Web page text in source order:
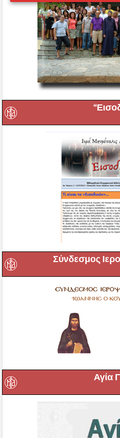
Σύνδεσμος
Αγία